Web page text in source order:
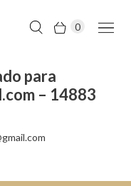
0
para
– 14883